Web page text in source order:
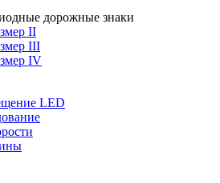
дорожные знаки
II
III
IV
LED